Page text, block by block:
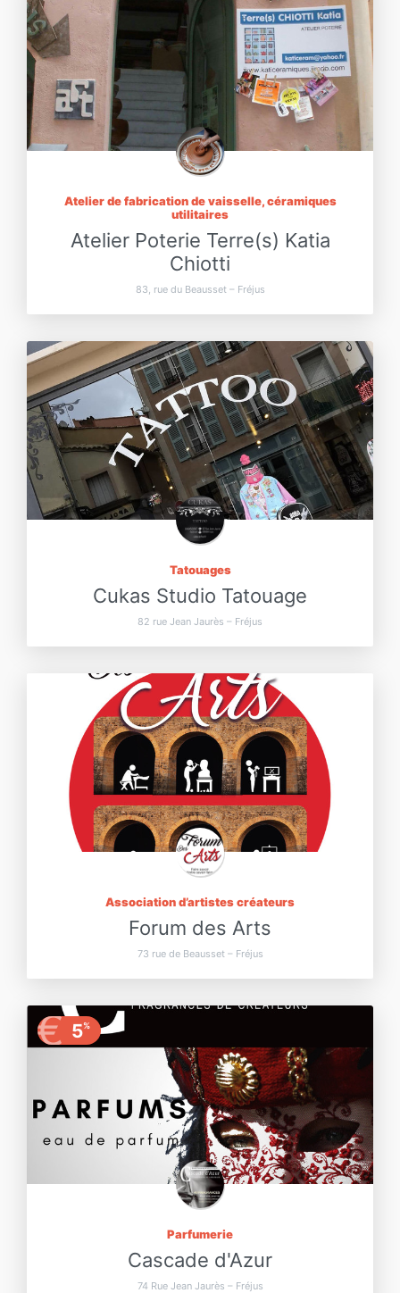
Atelier de fabrication de vaisselle, céramiques
utilitaires
Atelier Poterie Terre(s) Katia
Chiotti
83, rue du Beausset – Fréjus
Tatouages
Cukas Studio Tatouage
82 rue Jean Jaurès – Fréjus
Association d’artistes créateurs
Forum des Arts
73 rue de Beausset – Fréjus
€ 5%
Parfumerie
Cascade d'Azur
74 Rue Jean Jaurès – Fréjus